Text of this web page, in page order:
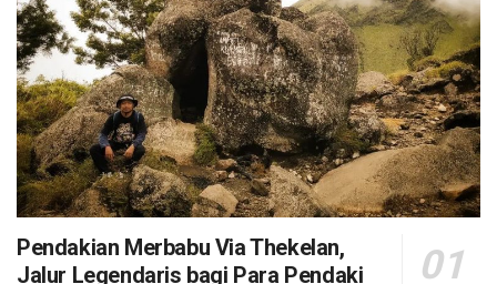
Pendakian Merbabu Via Thekelan,
Jalur Legendaris bagi Para Pendaki